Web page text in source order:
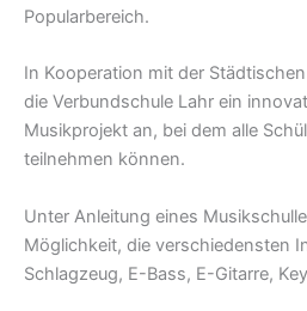
Popularbereich.
In Kooperation mit der
die Verbundschule Lahr ein
Musikprojekt an, bei dem alle
teilnehmen können.
Unter Anleitung eines
Möglichkeit, die verschiedensten
Schlagzeug, E-Bass, E-Gitarre,